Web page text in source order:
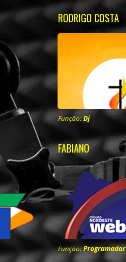
RODRIGO COSTA
Função:Dj
FABIANO
Função:Programador